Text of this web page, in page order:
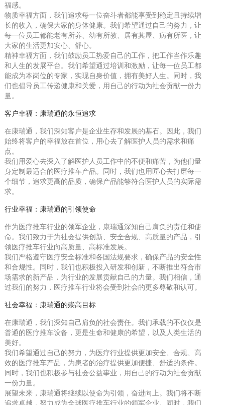
福感。
物质幸福方面，我们追求每一位奋斗者都能享受到稳定且持续增
长的收入，确保大家的身体健康。我们希望通过自己的努力，让
每一位员工都能老有所养、幼有所教、居有其屋、病有所医，让
大家的生活更加安心、舒心。
精神幸福方面，我们鼓励员工热爱自己的工作，把工作当作乐趣
和人生的发展平台。我们希望通过培训和激励，让每一位员工都
能成为本岗位的专家，实现自身价值，拥有美好人生。同时，我
们也倡导员工传递健康和关爱，用自己的行动为社会贡献一份力
量。
客户幸福：康瑞通的永恒追求
在康瑞通，我们深知客户是企业生存和发展的基石。因此，我们
始终将客户的幸福放在首位，用心去了解医护人员的需求和痛
点。
我们用爱心去深入了解医护人员工作中的不便和痛苦，为他们量
身定制最适合的医疗推车产品。同时，我们也用匠心去打磨每一
个细节，追求更高的品质，确保产品能够符合医护人员的实际需
求。
行业幸福：康瑞通的引领使命
作为医疗推车行业的领军企业，康瑞通深知自己肩负的责任和使
命。我们致力于为社会提供创新、安全合规、高质量的产品，引
领医疗推车行业向高质量、高标准发展。
我们严格遵守医疗安全标准和各国法规要求，确保产品的安全性
和合规性。同时，我们也积极投入研发和创新，不断推出符合市
场需求的新产品，为行业的发展贡献自己的力量。我们相信，通
过我们的努力，医疗推车行业将会受到社会的更多尊敬和认可。
社会幸福：康瑞通的崇高目标
在康瑞通，我们深知自己肩负的社会责任。我们承载的不仅仅是
普通的医疗推车设备，更是生命和健康的希望，以及人类生活的
美好。
我们希望通过自己的努力，为医疗行业提供更加安全、合规、高
效的医疗推车产品，为患者的治疗提供更加便捷、舒适的条件。
同时，我们也积极参与社会公益事业，用自己的行动为社会贡献
一份力量。
展望未来，康瑞通将继续以使命为引领，奋进向上。我们将不断
追求卓越，努力成为全球医疗推车行业的领军企业。同时，我们